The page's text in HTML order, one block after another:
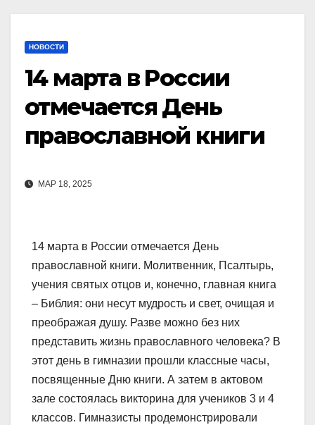
НОВОСТИ
14 марта в России
отмечается День
православной книги
МАР 18, 2025
14 марта в России отмечается День
православной книги. Молитвенник, Псалтырь,
учения святых отцов и, конечно, главная книга
– Библия: они несут мудрость и свет, очищая и
преображая душу. Разве можно без них
представить жизнь православного человека? В
этот день в гимназии прошли классные часы,
посвященные Дню книги. А затем в актовом
зале состоялась викторина для учеников 3 и 4
классов. Гимназисты продемонстрировали